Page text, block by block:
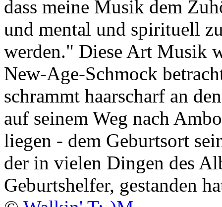
dass meine Musik dem
und mental und spirituell
werden." Diese Art Musik
New-Age-Schmock
schrammt haarscharf an
auf seinem Weg nach
liegen - dem Geburtsort
der in vielen Dingen des
Geburtshelfer, gestanden